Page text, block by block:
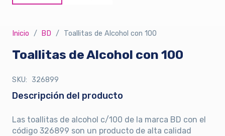
Inicio / BD / Toallitas de Alcohol con 100
Toallitas de Alcohol con 100
SKU: 326899
Descripción del producto
Las toallitas de alcohol c/100 de la marca BD con el
código 326899 son un producto de alta calidad